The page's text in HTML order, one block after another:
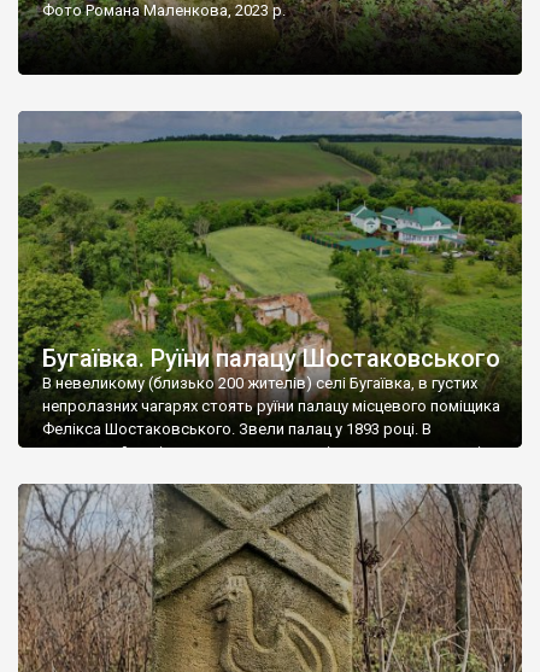
Фото Романа Маленкова, 2023 р.
Бугаївка. Руїни палацу Шостаковського
В невеликому (близько 200 жителів) селі Бугаївка, в густих
непролазних чагарях стоять руїни палацу місцевого поміщика
Фелікса Шостаковського. Звели палац у 1893 році. В
радянський період у ньому спочатку містилася школа, потім
століття тут розмістили туберкульозну лікарню. Коли із
палацу виїхала лікарня – ми точно не […]